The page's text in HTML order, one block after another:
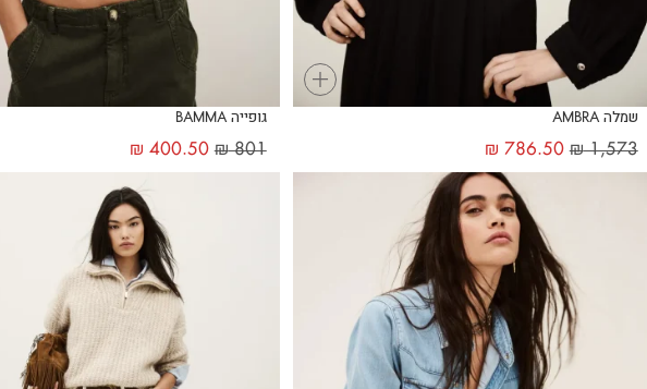
+
שמלה AMBRA
₪1,573
₪ 786.50
גופייה BAMMA
₪801
₪ 400.50